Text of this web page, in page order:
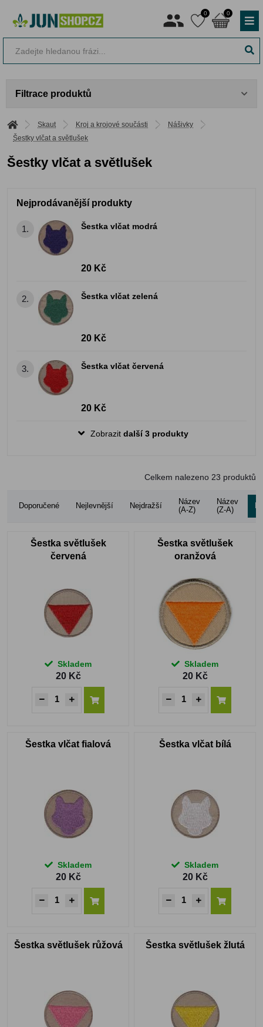
0 0
Filtrace produktů
Skaut Kroj a krojové součásti
Nášivky
Šestky vlčat a světlušek
Šestky vlčat a světlušek
Nejprodávanější produkty
1. Šestka vlčat modrá
20 Kč
2. Šestka vlčat zelená
20 Kč
3. Šestka vlčat červená
20 Kč
Zobrazit další 3 produkty
Celkem nalezeno 23 produktů
Doporučené Nejlevnější Nejdražší
Název
(A-Z)
Název
(Z-A)
Šestka světlušek
červená
Skladem
20 Kč
Šestka světlušek
oranžová
Skladem
20 Kč
Šestka vlčat fialová
Skladem
20 Kč
Šestka vlčat bílá
Skladem
20 Kč
Šestka světlušek růžová Šestka světlušek žlutá